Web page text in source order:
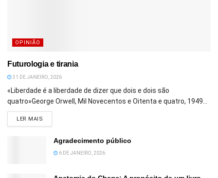
OPINIÃO
Futurologia e tirania
31 DE JANEIRO, 2026
«Liberdade é a liberdade de dizer que dois e dois são
quatro»George Orwell, Mil Novecentos e Oitenta e quatro, 1949...
LER MAIS
Agradecimento público
6 DE JANEIRO, 2026